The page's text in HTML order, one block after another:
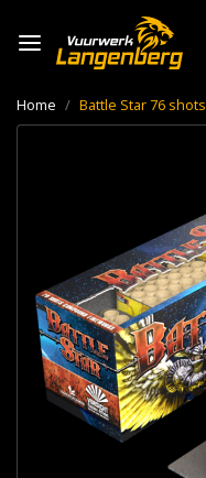
Home Battle Star 76 shots